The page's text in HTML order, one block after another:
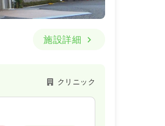
施設詳細
クリニック